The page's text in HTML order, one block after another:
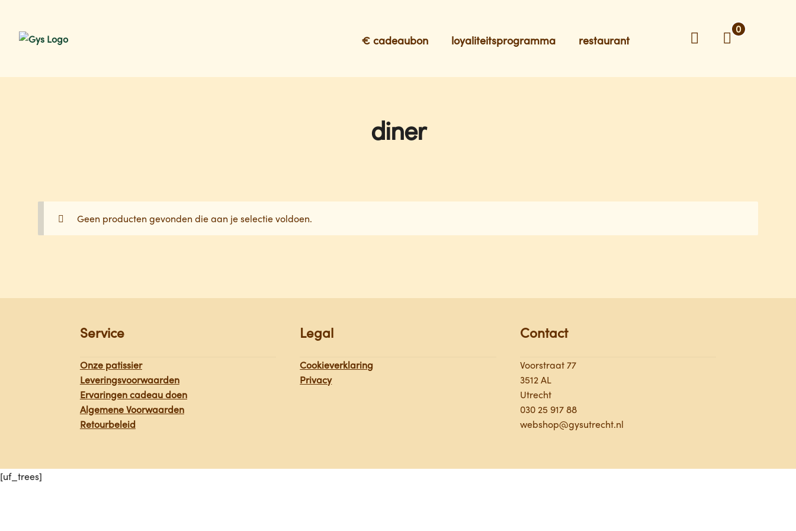
Ga
naar
Ga
de
€ cadeaubon loyaliteitsprogramma restaurant Zoeken
0
diner
Geen producten gevonden die aan je selectie voldoen.
Service
Onze patissier
Leveringsvoorwaarden
Ervaringen cadeau doen
Algemene Voorwaarden
Retourbeleid
Legal
Cookieverklaring
Privacy
Contact
Voorstraat 77
3512 AL
Utrecht
030 25 917 88
webshop@gysutrecht.nl
[uf_trees]